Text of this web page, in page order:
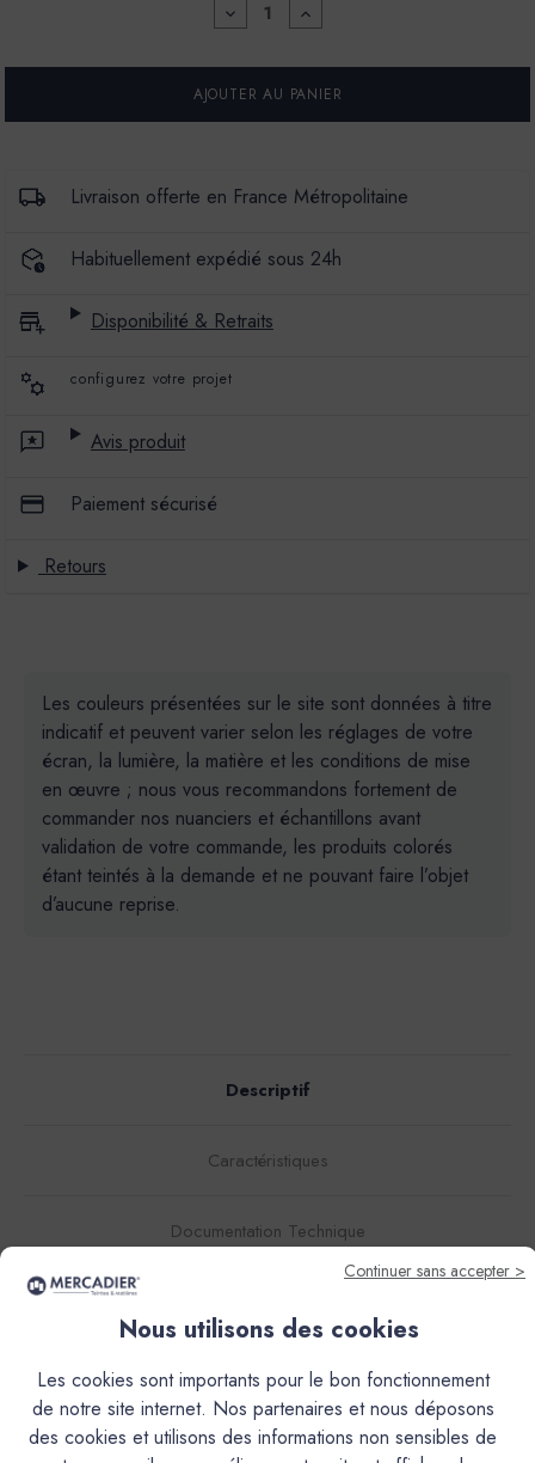
DIMINUER
LA
POUR
ENDUIT
COLORÉ
COULEUR
AUGMENTER
LA
POUR
ENDUIT
COLORÉ
-
COULEUR
Livraison offerte en France Métropolitaine
Habituellement expédié sous 24h
Disponibilité & Retraits
configurez votre projet
Avis produit
Paiement sécurisé
Retours
Les couleurs présentées sur le site sont données à titre
indicatif et peuvent varier selon les réglages de votre
écran, la lumière, la matière et les conditions de mise
en œuvre ; nous vous recommandons fortement de
commander nos nuanciers et échantillons avant
validation de votre commande, les produits colorés
étant teintés à la demande et ne pouvant faire l’objet
d’aucune reprise.
Descriptif
Caractéristiques
Documentation Technique
finition, teinté dans la masse, à grain très fin.Il s'obtient par
le mélange d'une poudre et d'une résine liquide. Ses
qualités d'accroche exceptionnelles, sans primaire, sur la
Continuer sans accepter >
Nous utilisons des cookies
Les cookies sont importants pour le bon fonctionnement
de notre site internet. Nos partenaires et nous déposons
des cookies et utilisons des informations non sensibles de